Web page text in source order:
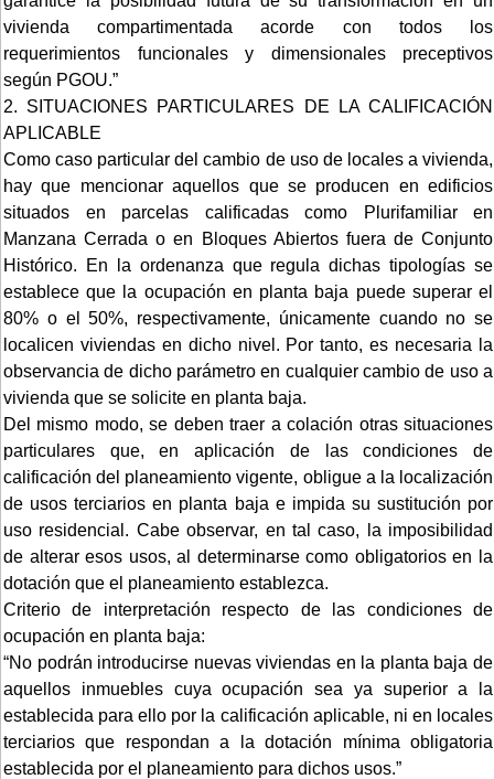
vivienda compartimentada acorde con todos los
requerimientos funcionales y dimensionales preceptivos
según PGOU.”
2. SITUACIONES PARTICULARES DE LA CALIFICACIÓN
APLICABLE
Como caso particular del cambio de uso de locales a vivienda,
hay que mencionar aquellos que se producen en edificios
situados en parcelas calificadas como Plurifamiliar en
Manzana Cerrada o en Bloques Abiertos fuera de Conjunto
Histórico. En la ordenanza que regula dichas tipologías se
establece que la ocupación en planta baja puede superar el
80% o el 50%, respectivamente, únicamente cuando no se
localicen viviendas en dicho nivel. Por tanto, es necesaria la
observancia de dicho parámetro en cualquier cambio de uso a
vivienda que se solicite en planta baja.
Del mismo modo, se deben traer a colación otras situaciones
particulares que, en aplicación de las condiciones de
calificación del planeamiento vigente, obligue a la localización
de usos terciarios en planta baja e impida su sustitución por
uso residencial. Cabe observar, en tal caso, la imposibilidad
de alterar esos usos, al determinarse como obligatorios en la
dotación que el planeamiento establezca.
Criterio de interpretación respecto de las condiciones de
ocupación en planta baja:
“No podrán introducirse nuevas viviendas en la planta baja de
aquellos inmuebles cuya ocupación sea ya superior a la
establecida para ello por la calificación aplicable, ni en locales
terciarios que respondan a la dotación mínima obligatoria
establecida por el planeamiento para dichos usos.”